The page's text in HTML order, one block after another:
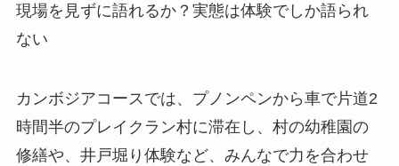
現場を見ずに語れるか？実態は体験でしか語られ
ない
カンボジアコースでは、プノンペンから車で片道2
時間半のプレイクラン村に滞在し、村の幼稚園の
修繕や、井戸堀り体験など、みんなで力を合わせ